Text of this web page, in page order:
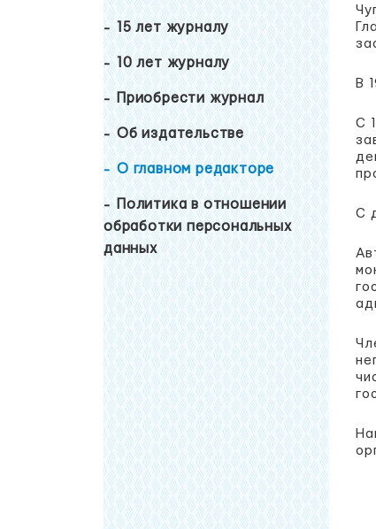
15 лет журналу
10 лет журналу
Приобрести журнал
Об издательстве
О главном редакторе
Политика в отношении
обработки персональных
данных
В
С
С